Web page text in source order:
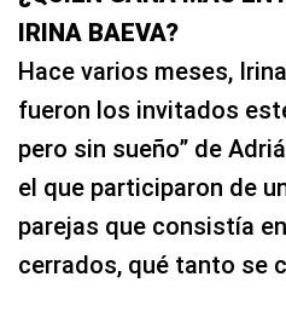
IRINA BAEVA?
Hace varios meses,
fueron los invitados
pero sin sueño” de
el que participaron de
parejas que consistía
cerrados, qué tanto se